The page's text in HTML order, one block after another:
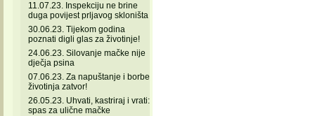
11.07.23. Inspekciju ne brine
duga povijest prljavog skloništa
30.06.23. Tijekom godina
poznati digli glas za životinje!
24.06.23. Silovanje mačke nije
dječja psina
07.06.23. Za napuštanje i borbe
životinja zatvor!
26.05.23. Uhvati, kastriraj i vrati:
spas za ulične mačke